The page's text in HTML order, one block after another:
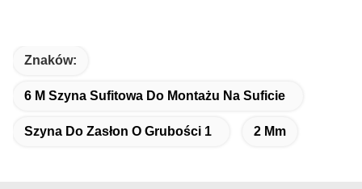
Znaków:
6 M Szyna Sufitowa Do Montażu Na Suficie
Szyna Do Zasłon O Grubości 1 2 Mm